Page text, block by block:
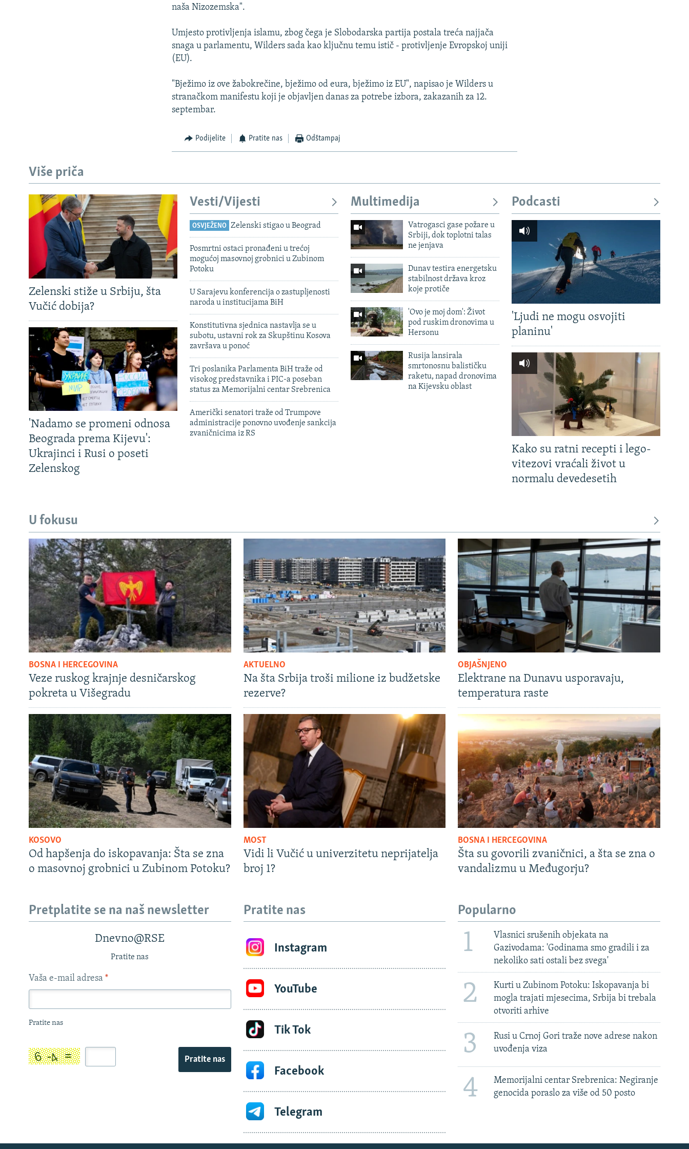
TRI DECENIJE OD RATA U BIH
SVE KARTE DEJTONA
NASTANAK I RASPAD JUGOSLAVIJE
naša Nizozemska".
Umjesto protivljenja islamu, zbog čega je Slobodarska partija postala treća najjača
snaga u parlamentu, Wilders sada kao ključnu temu istič - protivljenje Evropskoj uniji
(EU).
"Bježimo iz ove žabokrečine, bježimo od eura, bježimo iz EU", napisao je Wilders u
stranačkom manifestu koji je objavljen danas za potrebe izbora, zakazanih za 12.
septembar.
Podijelite Pratite nas Odštampaj
Više priča
Zelenski stiže u Srbiju, šta
Vučić dobija?
'Nadamo se promeni odnosa
Beograda prema Kijevu':
Ukrajinci i Rusi o poseti
Zelenskog
Vesti/Vijesti
OSVJEŽENO Zelenski stigao u Beograd
Posmrtni ostaci pronađeni u trećoj
mogućoj masovnoj grobnici u Zubinom
Potoku
U Sarajevu konferencija o zastupljenosti
naroda u institucijama BiH
Konstitutivna sjednica nastavlja se u
subotu, ustavni rok za Skupštinu Kosova
završava u ponoć
Tri poslanika Parlamenta BiH traže od
visokog predstavnika i PIC-a poseban
status za Memorijalni centar Srebrenica
Američki senatori traže od Trumpove
administracije ponovno uvođenje sankcija
zvaničnicima iz RS
Multimedija
Vatrogasci gase požare u
Srbiji, dok toplotni talas
ne jenjava
Dunav testira energetsku
stabilnost država kroz
koje protiče
'Ovo je moj dom': Život
pod ruskim dronovima u
Hersonu
Rusija lansirala
smrtonosnu balističku
raketu, napad dronovima
na Kijevsku oblast
Podcasti
'Ljudi ne mogu osvojiti
planinu'
Kako su ratni recepti i lego-
vitezovi vraćali život u
normalu devedesetih
U fokusu
BOSNA I HERCEGOVINA
Veze ruskog krajnje desničarskog
pokreta u Višegradu
AKTUELNO
Na šta Srbija troši milione iz budžetske
rezerve?
OBJAŠNJENO
Elektrane na Dunavu usporavaju,
temperatura raste
KOSOVO
Od hapšenja do iskopavanja: Šta se zna
o masovnoj grobnici u Zubinom Potoku?
MOST
Vidi li Vučić u univerzitetu neprijatelja
broj 1?
BOSNA I HERCEGOVINA
Šta su govorili zvaničnici, a šta se zna o
vandalizmu u Međugorju?
Pretplatite se na naš newsletter
Dnevno@RSE
Pratite nas
Vaša e-mail adresa *
Pratite nas
Pratite nas
Pratite nas
Instagram
YouTube
Tik Tok
Facebook
Telegram
Popularno
1
Vlasnici srušenih objekata na
Gazivodama: 'Godinama smo gradili i za
nekoliko sati ostali bez svega'
2
Kurti u Zubinom Potoku: Iskopavanja bi
mogla trajati mjesecima, Srbija bi trebala
otvoriti arhive
3
Rusi u Crnoj Gori traže nove adrese nakon
uvođenja viza
4
Memorijalni centar Srebrenica: Negiranje
genocida poraslo za više od 50 posto